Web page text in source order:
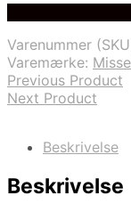
Varenummer
Varemærke:
Previous Product
Next Product
Beskrivelse
Beskrivelse